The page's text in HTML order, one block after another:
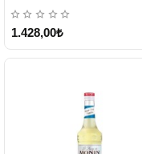
1.428,00₺